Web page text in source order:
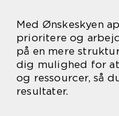
Med Ønskeskyen
prioritere og
på en mere
dig mulighed for
og ressourcer, så
resultater.